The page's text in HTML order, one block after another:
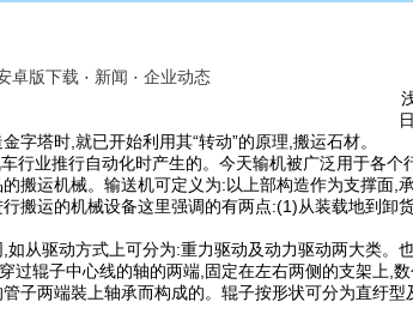
卓版下载 · 新闻 · 企业动态
字塔时,就已开始利用其“转动”的原理,搬运石材。
行业推行自动化时产生的。今天输机被广泛用于各
搬运机械。输送机可定义为:以上部构造作为支撑
搬运的机械设备这里强调的有两点:(1)从装载地到
从驱动方式上可分为:重力驱动及动力驱动两大类。
过辊子中心线的轴的两端,固定在左右两侧的支架上,
子两端裝上轴承而构成的。辊子按形状可分为直纡